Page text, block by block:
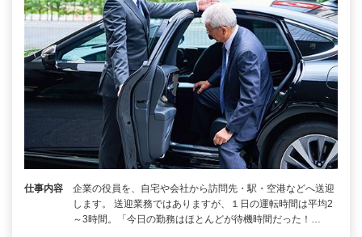
仕事内容
企業の役員を、自宅や会社から訪問先・駅・空港などへ送迎
します。 送迎業務ではありますが、１日の運転時間は平均2
～3時間。「今日の勤務はほとんどが待機時間だった！…